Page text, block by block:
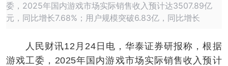
委，2025年国内游戏市场实际销售收入预计达3507.89亿
元，同比增长7.68%；用户规模突破6.83亿，同比增长
人民财讯12月24日电，华泰证券研报称，根据
游戏工委，2025年国内游戏市场实际销售收入预计